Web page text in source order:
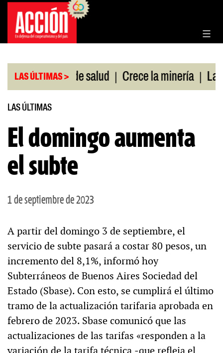
Saltar
contenido
LAS ÚLTIMAS >
cobertura de salud | Crece la minería | La
LAS ÚLTIMAS
El domingo aumenta
el subte
1 de septiembre de 2023
A partir del domingo 3 de septiembre, el
servicio de subte pasará a costar 80 pesos, un
incremento del 8,1%, informó hoy
Subterráneos de Buenos Aires Sociedad del
Estado (Sbase). Con esto, se cumplirá el último
tramo de la actualización tarifaria aprobada en
febrero de 2023. Sbase comunicó que las
actualizaciones de las tarifas «responden a la
variación de la tarifa técnica ‒que refleja el